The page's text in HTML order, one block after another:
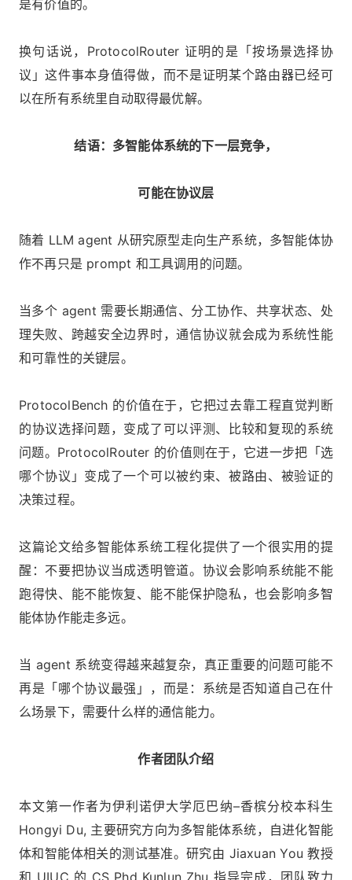
是有价值的。
换句话说，ProtocolRouter 证明的是「按场景选择协
议」这件事本身值得做，而不是证明某个路由器已经可
以在所有系统里自动取得最优解。
结语：多智能体系统的下一层竞争，
可能在协议层
随着 LLM agent 从研究原型走向生产系统，多智能体协
作不再只是 prompt 和工具调用的问题。
当多个 agent 需要长期通信、分工协作、共享状态、处
理失败、跨越安全边界时，通信协议就会成为系统性能
和可靠性的关键层。
ProtocolBench 的价值在于，它把过去靠工程直觉判断
的协议选择问题，变成了可以评测、比较和复现的系统
问题。ProtocolRouter 的价值则在于，它进一步把「选
哪个协议」变成了一个可以被约束、被路由、被验证的
决策过程。
这篇论文给多智能体系统工程化提供了一个很实用的提
醒：不要把协议当成透明管道。协议会影响系统能不能
跑得快、能不能恢复、能不能保护隐私，也会影响多智
能体协作能走多远。
当 agent 系统变得越来越复杂，真正重要的问题可能不
再是「哪个协议最强」，而是：系统是否知道自己在什
么场景下，需要什么样的通信能力。
作者团队介绍
本文第一作者为伊利诺伊大学厄巴纳–香槟分校本科生
Hongyi Du, 主要研究方向为多智能体系统，自进化智能
体和智能体相关的测试基准。研究由 Jiaxuan You 教授